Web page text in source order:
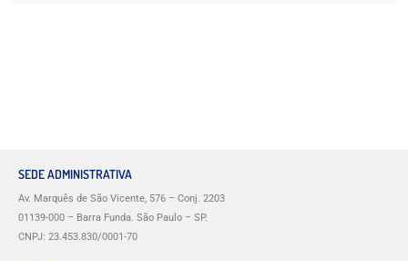
SEDE ADMINISTRATIVA
Av. Marquês de São Vicente, 576 – Conj. 2203
01139-000 – Barra Funda. São Paulo – SP.
CNPJ: 23.453.830/0001-70